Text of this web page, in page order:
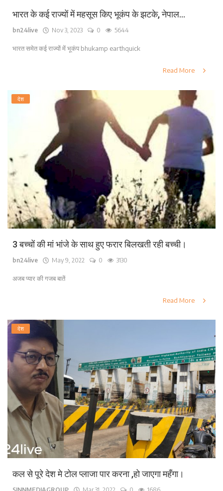
भारत के कई राज्यों में महसूस किए भूकंप के झटके, नेपाल...
bn24live Nov 3, 2023 0 5644
भारत समेत कई राज्यों में भूकंप bhukamp earthquick
Read More
देश
3 बच्चों की मां भांजे के साथ हुए फरार बिलखती रही बच्ची।
bn24live May 9, 2022 0 3130
अजब प्यार की गजब बातें
Read More
देश
कल से पूरे देश मे टोल प्लाजा पार करना ,हो जाएगा महँगा।